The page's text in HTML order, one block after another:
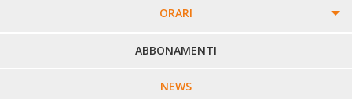
ORARI
PERCORSI URBANI IN BIELLA
LINEE URBANE VERCELLI
ABBONAMENTI
NEWS